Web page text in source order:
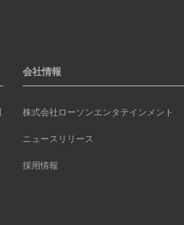
会社情報
株式会社ローソンエンタテインメント
ニュースリリース
採用情報